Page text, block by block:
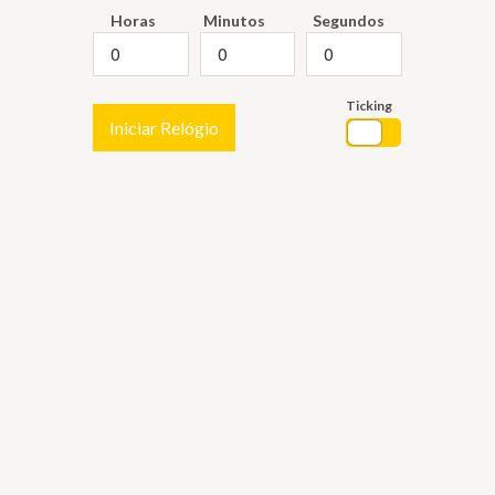
Horas Minutos Segundos
Iniciar Relógio
Ticking